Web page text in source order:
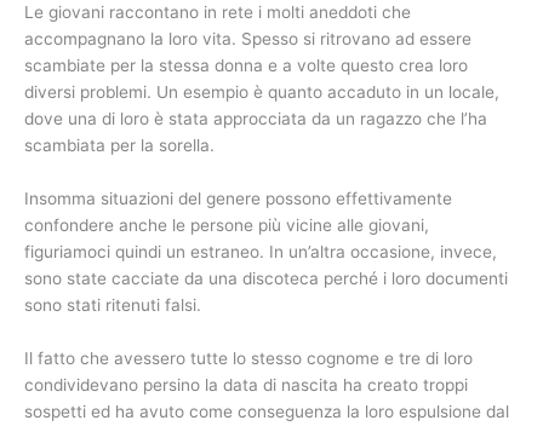
Le giovani raccontano in rete i molti aneddoti che
accompagnano la loro vita. Spesso si ritrovano ad essere
scambiate per la stessa donna e a volte questo crea loro
diversi problemi. Un esempio è quanto accaduto in un locale,
dove una di loro è stata approcciata da un ragazzo che l’ha
scambiata per la sorella.
Insomma situazioni del genere possono effettivamente
confondere anche le persone più vicine alle giovani,
figuriamoci quindi un estraneo. In un’altra occasione, invece,
sono state cacciate da una discoteca perché i loro documenti
sono stati ritenuti falsi.
Il fatto che avessero tutte lo stesso cognome e tre di loro
condividevano persino la data di nascita ha creato troppi
sospetti ed ha avuto come conseguenza la loro espulsione dal